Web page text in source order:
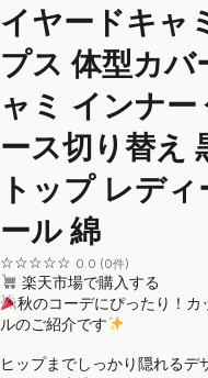
イヤードキャ
プス 体型カバ
ャミ インナー
ース切り替え
トップ レデ
ール 綿
☆☆☆☆☆ 0.0 (0件)
楽天市場で購入する
秋のコーデにぴったり！
ルのご紹介です
ヒップまでしっかり隠れるデ